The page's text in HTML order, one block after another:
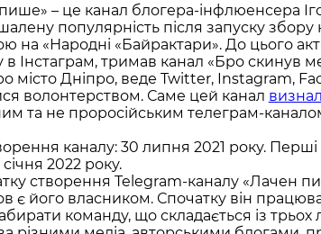
– це канал блогера-інфлюенсера
популярність після запуску збору
на «Народні «Байрактари». До цього
в Інстаграм, тримав канал «Бро скинув
місто Дніпро, веде Twitter, Instagram,
волонтерством. Саме цей канал
та не проросійським телеграм-
каналу: 30 липня 2021 року. Перші
2022 року.
створення Telegram-каналу «Лачен
є його власником. Спочатку він
команду, що складається із